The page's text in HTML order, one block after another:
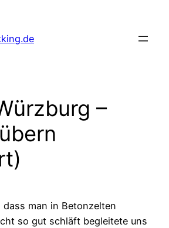
–
dass man in Betonzelten
so gut schläft begleitete uns